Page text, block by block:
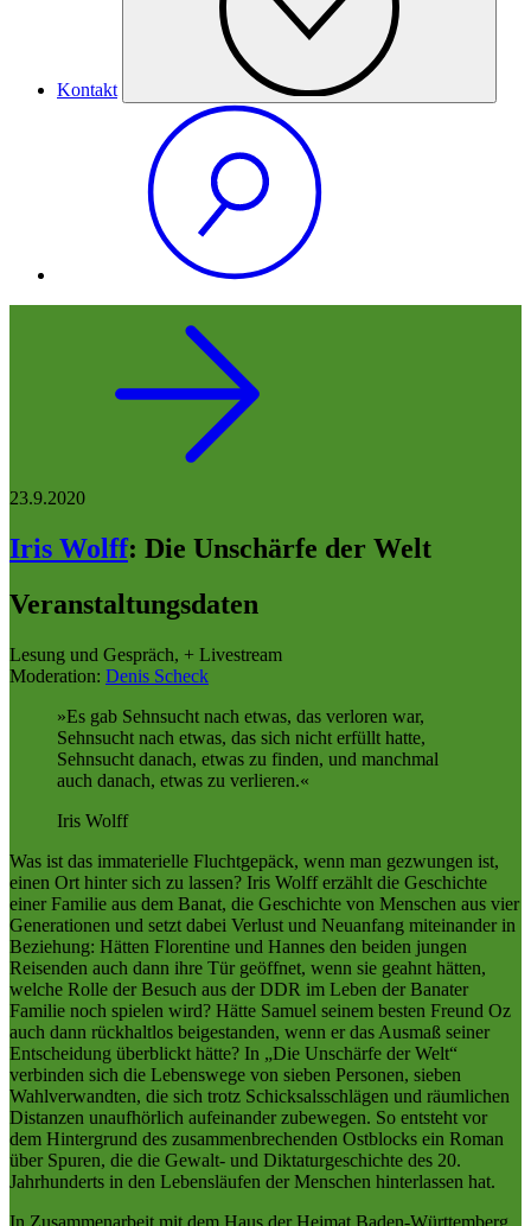
Kontakt
23.9.2020
Iris Wolff: Die Unschärfe der Welt
Veranstaltungsdaten
Lesung und Gespräch, + Livestream
Moderation: Denis Scheck
Es gab Sehnsucht nach etwas, das verloren war,
Sehnsucht nach etwas, das sich nicht erfüllt hatte,
Sehnsucht danach, etwas zu finden, und manchmal
auch danach, etwas zu verlieren.
Iris Wolff
Was ist das immaterielle Fluchtgepäck, wenn man gezwungen ist,
einen Ort hinter sich zu lassen? Iris Wolff erzählt die Geschichte
einer Familie aus dem Banat, die Geschichte von Menschen aus vier
Generationen und setzt dabei Verlust und Neuanfang miteinander in
Beziehung: Hätten Florentine und Hannes den beiden jungen
Reisenden auch dann ihre Tür geöffnet, wenn sie geahnt hätten,
welche Rolle der Besuch aus der DDR im Leben der Banater
Familie noch spielen wird? Hätte Samuel seinem besten Freund Oz
auch dann rückhaltlos beigestanden, wenn er das Ausmaß seiner
Entscheidung überblickt hätte? In „Die Unschärfe der Welt“
verbinden sich die Lebenswege von sieben Personen, sieben
Wahlverwandten, die sich trotz Schicksalsschlägen und räumlichen
Distanzen unaufhörlich aufeinander zubewegen. So entsteht vor
dem Hintergrund des zusammenbrechenden Ostblocks ein Roman
über Spuren, die die Gewalt- und Diktaturgeschichte des 20.
Jahrhunderts in den Lebensläufen der Menschen hinterlassen hat.
In Zusammenarbeit mit dem Haus der Heimat Baden-Württemberg